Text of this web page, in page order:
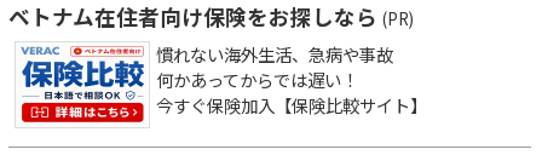
ベトナム在住者向け保険をお探しなら (PR)
慣れない海外生活、急病や事故
何かあってからでは遅い！
今すぐ保険加入【保険比較サイト】